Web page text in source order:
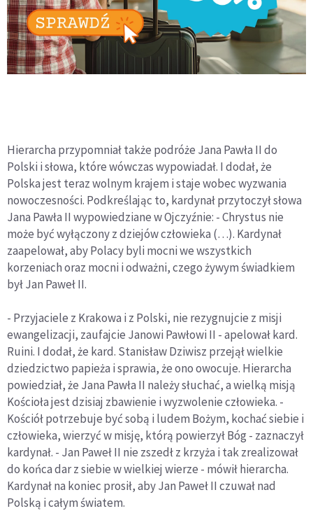
Hierarcha przypomniał także podróże Jana Pawła II do
Polski i słowa, które wówczas wypowiadał. I dodał, że
Polska jest teraz wolnym krajem i staje wobec wyzwania
nowoczesności. Podkreślając to, kardynał przytoczył słowa
Jana Pawła II wypowiedziane w Ojczyźnie: - Chrystus nie
może być wyłączony z dziejów człowieka (…). Kardynał
zaapelował, aby Polacy byli mocni we wszystkich
korzeniach oraz mocni i odważni, czego żywym świadkiem
był Jan Paweł II.
- Przyjaciele z Krakowa i z Polski, nie rezygnujcie z misji
ewangelizacji, zaufajcie Janowi Pawłowi II - apelował kard.
Ruini. I dodał, że kard. Stanisław Dziwisz przejął wielkie
dziedzictwo papieża i sprawia, że ono owocuje. Hierarcha
powiedział, że Jana Pawła II należy słuchać, a wielką misją
Kościoła jest dzisiaj zbawienie i wyzwolenie człowieka. -
Kościół potrzebuje być sobą i ludem Bożym, kochać siebie i
człowieka, wierzyć w misję, którą powierzył Bóg - zaznaczył
kardynał. - Jan Paweł II nie zszedł z krzyża i tak zrealizował
do końca dar z siebie w wielkiej wierze - mówił hierarcha.
Kardynał na koniec prosił, aby Jan Paweł II czuwał nad
Polską i całym światem.